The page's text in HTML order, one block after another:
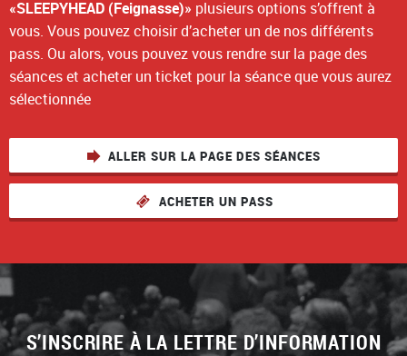
«SLEEPYHEAD (Feignasse)» plusieurs options s’offrent à
vous. Vous pouvez choisir d’acheter un de nos différents
pass. Ou alors, vous pouvez vous rendre sur la page des
séances et acheter un ticket pour la séance que vous aurez
sélectionnée
ALLER SUR LA PAGE DES SÉANCES
ACHETER UN PASS
S’INSCRIRE À LA LETTRE D’INFORMATION